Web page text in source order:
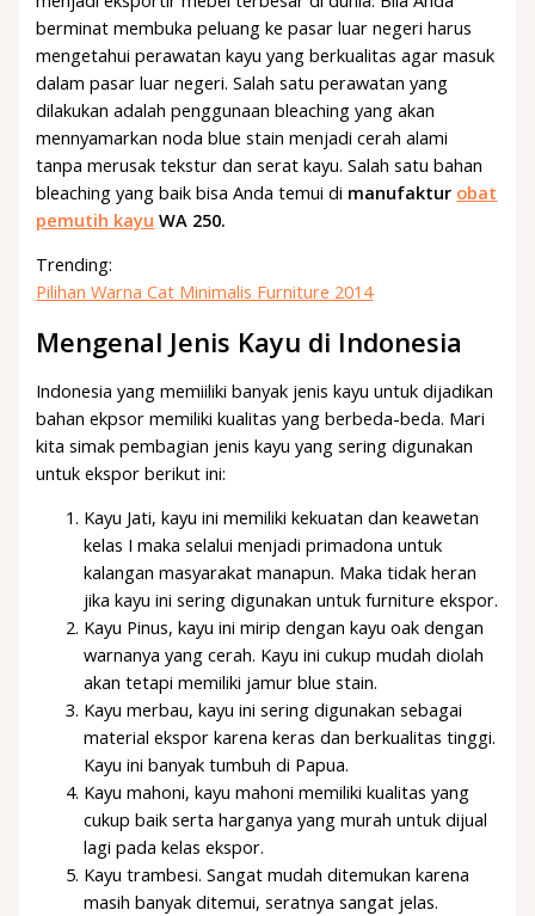
berminat membuka peluang ke pasar luar negeri harus
mengetahui perawatan kayu yang berkualitas agar masuk
dalam pasar luar negeri. Salah satu perawatan yang
dilakukan adalah penggunaan bleaching yang akan
mennyamarkan noda blue stain menjadi cerah alami
tanpa merusak tekstur dan serat kayu. Salah satu bahan
bleaching yang baik bisa Anda temui di manufaktur obat
pemutih kayu WA 250.
Trending:
Pilihan Warna Cat Minimalis Furniture 2014
Mengenal Jenis Kayu di Indonesia
Indonesia yang memiiliki banyak jenis kayu untuk dijadikan
bahan ekpsor memiliki kualitas yang berbeda-beda. Mari
kita simak pembagian jenis kayu yang sering digunakan
untuk ekspor berikut ini:
Kayu Jati, kayu ini memiliki kekuatan dan keawetan
kelas I maka selalui menjadi primadona untuk
kalangan masyarakat manapun. Maka tidak heran
jika kayu ini sering digunakan untuk furniture ekspor.
Kayu Pinus, kayu ini mirip dengan kayu oak dengan
warnanya yang cerah. Kayu ini cukup mudah diolah
akan tetapi memiliki jamur blue stain.
Kayu merbau, kayu ini sering digunakan sebagai
material ekspor karena keras dan berkualitas tinggi.
Kayu ini banyak tumbuh di Papua.
Kayu mahoni, kayu mahoni memiliki kualitas yang
cukup baik serta harganya yang murah untuk dijual
lagi pada kelas ekspor.
Kayu trambesi. Sangat mudah ditemukan karena
masih banyak ditemui, seratnya sangat jelas.